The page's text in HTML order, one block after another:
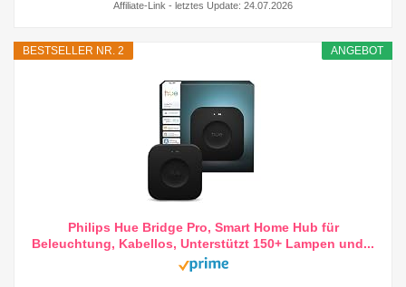
Affiliate-Link - letztes Update: 24.07.2026
ANGEBOT
BESTSELLER NR. 2
Philips Hue Bridge Pro, Smart Home Hub für
Beleuchtung, Kabellos, Unterstützt 150+ Lampen und...